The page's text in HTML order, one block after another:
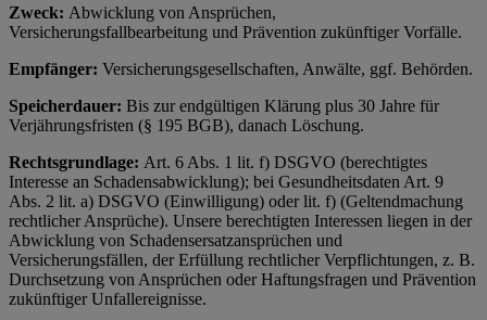
Zweck: Abwicklung von Ansprüchen,
Versicherungsfallbearbeitung und Prävention zukünftiger Vorfälle.
Empfänger: Versicherungsgesellschaften, Anwälte, ggf. Behörden.
Speicherdauer: Bis zur endgültigen Klärung plus 30 Jahre für
Verjährungsfristen (§ 195 BGB), danach Löschung.
Rechtsgrundlage: Art. 6 Abs. 1 lit. f) DSGVO (berechtigtes
Interesse an Schadensabwicklung); bei Gesundheitsdaten Art. 9
Abs. 2 lit. a) DSGVO (Einwilligung) oder lit. f) (Geltendmachung
rechtlicher Ansprüche). Unsere berechtigten Interessen liegen in der
Abwicklung von Schadensersatzansprüchen und
Versicherungsfällen, der Erfüllung rechtlicher Verpflichtungen, z. B.
Durchsetzung von Ansprüchen oder Haftungsfragen und Prävention
zukünftiger Unfallereignisse.